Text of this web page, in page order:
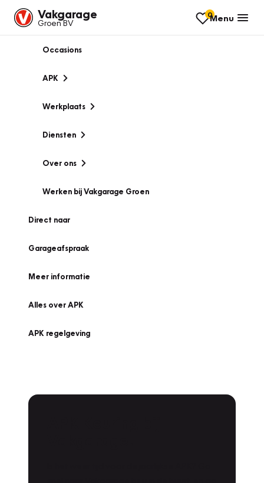
Vakgarage
Groen BV
0Menu
Occasions
APK
Werkplaats
Diensten
Over ons
Werken bij Vakgarage Groen
Direct naar
Garageafspraak
Meer informatie
Alles over APK
APK regelgeving